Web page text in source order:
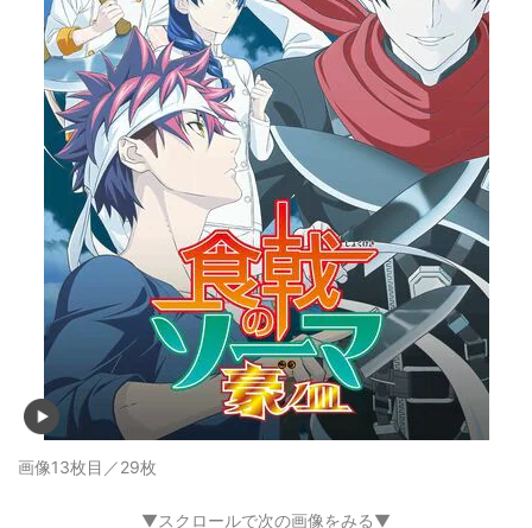
画像13枚目／29枚
▼スクロールで次の画像をみる▼